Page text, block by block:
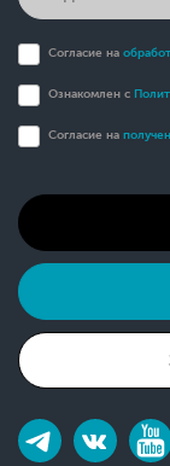
Согласие на
Ознакомлен с
Согласие на